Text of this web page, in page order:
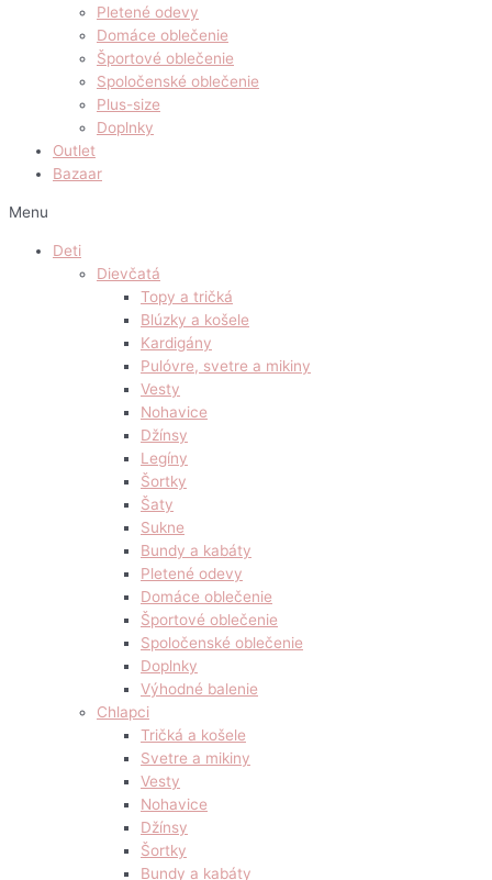
Pletené odevy
Domáce oblečenie
Športové oblečenie
Spoločenské oblečenie
Plus-size
Doplnky
Outlet
Bazaar
Menu
Deti
Dievčatá
Topy a tričká
Blúzky a košele
Kardigány
Pulóvre, svetre a mikiny
Vesty
Nohavice
Džínsy
Legíny
Šortky
Šaty
Sukne
Bundy a kabáty
Pletené odevy
Domáce oblečenie
Športové oblečenie
Spoločenské oblečenie
Doplnky
Výhodné balenie
Chlapci
Tričká a košele
Svetre a mikiny
Vesty
Nohavice
Džínsy
Šortky
Bundy a kabáty